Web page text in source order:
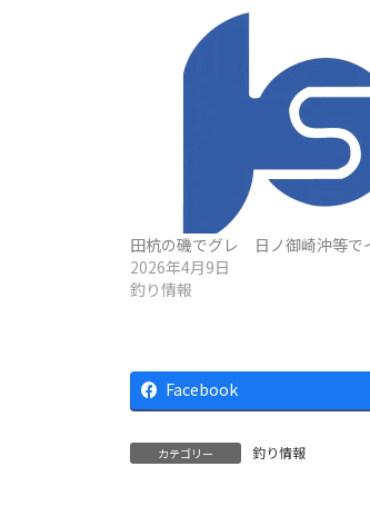
田杭の磯でグレ 日ノ御崎沖等で
2026年4月9日
釣り情報
Facebook
カテゴリー 釣り情報